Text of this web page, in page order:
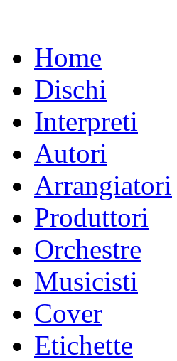
Home
Dischi
Interpreti
Autori
Arrangiatori
Produttori
Orchestre
Musicisti
Cover
Etichette